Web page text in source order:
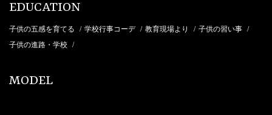
EDUCATION
子供の五感を育てる / 学校行事コーデ / 教育現場より / 子供の習い事 /
子供の進路・学校 /
MODEL